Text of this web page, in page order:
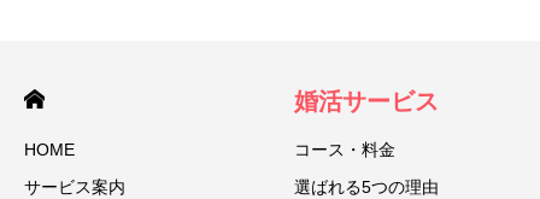
HOME
サービス案内
婚活サービス
コース・料金
選ばれる5つの理由